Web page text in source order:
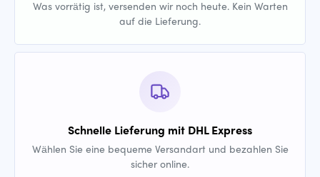
Was vorrätig ist, versenden wir noch heute. Kein Warten
auf die Lieferung.
Schnelle Lieferung mit DHL Express
Wählen Sie eine bequeme Versandart und bezahlen Sie
sicher online.